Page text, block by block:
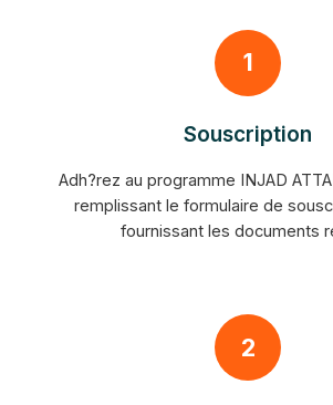
1
Souscription
Adh?rez au programme INJAD
remplissant le formulaire de
fournissant les documents
2